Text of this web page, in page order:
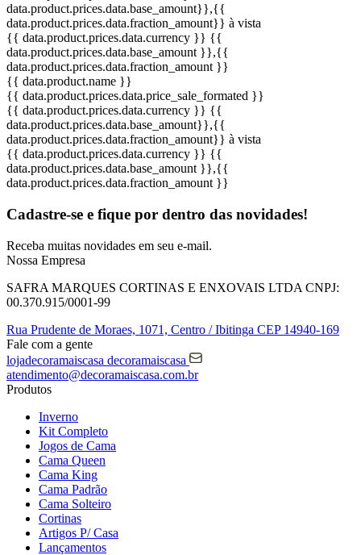
data.product.prices.data.base_amount}},{{
data.product.prices.data.fraction_amount}} à vista
{{ data.product.prices.data.currency }} {{
data.product.prices.data.base_amount }},{{
data.product.prices.data.fraction_amount }}
{{ data.product.name }}
{{ data.product.prices.data.price_sale_formated }}
{{ data.product.prices.data.currency }} {{
data.product.prices.data.base_amount}},{{
data.product.prices.data.fraction_amount}} à vista
{{ data.product.prices.data.currency }} {{
data.product.prices.data.base_amount }},{{
data.product.prices.data.fraction_amount }}
Cadastre-se e fique por dentro das novidades!
Receba muitas novidades em seu e-mail.
Nossa Empresa
SAFRA MARQUES CORTINAS E ENXOVAIS LTDA CNPJ:
00.370.915/0001-99
Rua Prudente de Moraes, 1071, Centro / Ibitinga CEP 14940-169
Fale com a gente
lojadecoramaiscasa decoramaiscasa
atendimento@decoramaiscasa.com.br
Produtos
Inverno
Kit Completo
Jogos de Cama
Cama Queen
Cama King
Cama Padrão
Cama Solteiro
Cortinas
Artigos P/ Casa
Lançamentos